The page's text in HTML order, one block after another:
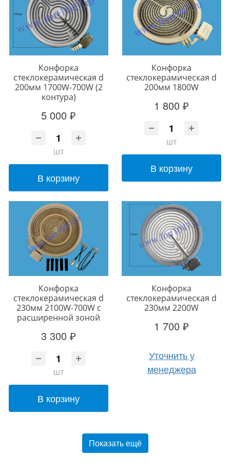
Конфорка
стеклокерамическая d
200мм 1700W-700W (2
контура)
5 000 ₽
шт
В корзину
Конфорка
стеклокерамическая d
200мм 1800W
1 800 ₽
шт
В корзину
Конфорка
стеклокерамическая d
230мм 2100W-700W с
расширенной зоной
3 300 ₽
шт
В корзину
Конфорка
стеклокерамическая d
230мм 2200W
1 700 ₽
Уточнить у
менеджера
Показать ещё